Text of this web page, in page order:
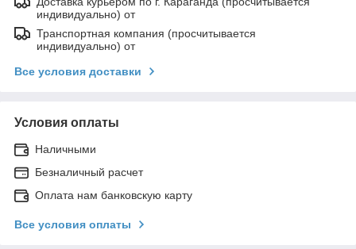
индивидуально) от
Транспортная компания (просчитывается
индивидуально) от
Все условия доставки
Условия оплаты
Наличными
Безналичный расчет
Оплата нам банковскую карту
Все условия оплаты